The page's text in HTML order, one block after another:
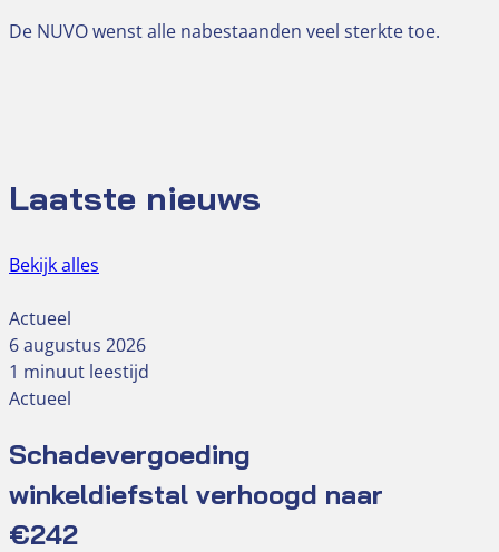
De NUVO wenst alle nabestaanden veel sterkte toe.
Laatste nieuws
Bekijk alles
Actueel
6 augustus 2026
1 minuut leestijd
Actueel
Schadevergoeding
winkeldiefstal verhoogd naar
€242